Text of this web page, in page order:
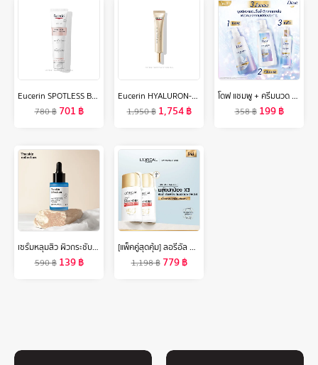
Eucerin SPOTLESS BRIGHTENING GENTLE CLEANSING FOAM 150 G ยูเซอริน สปอตเลส ไบรท์เทนนิ่ง เจลเทิล คลีนซิ่ง โฟม 150กรัม
780฿ 701 ฿
Eucerin HYALURON-FILLER + ELASTICITY EYE CREAM SPF20 15 ML (ยูเซอริน ไฮยาลูรอน อายครีม บำรุงรอบดวงตา ลดเลือนริ้วรอย)
1,950฿ 1,754฿
โดฟ แชมพู + ครีมนวด ชายน์สีน้ำเงิน 350มล x2 + เซรั่ม 95 มล DOVE Shampoo + Hair conditioner Shine 350ML X 2 + Serum 95ML
358฿ 199฿
เซรั่มหลุมสิว ผิวกระชับ รูขุมขนเล็กลง The Skin Collection Serum Copper Tripeptide 3% ขนาด 30 ml
590฿ 139฿
[แพ็คคู่สุดคุ้ม] ลอรีอัล ปารีส ยูวี ดีเฟนเดอร์ อินวิซิเบิ้ล รีซิส เดลี่ ซันสกรีนX2 (LOREAL UV DEFENDER,กันแดด,กันแดดลอรีอัล,ครีมกันแดดหน้า)
1,198฿ 779฿